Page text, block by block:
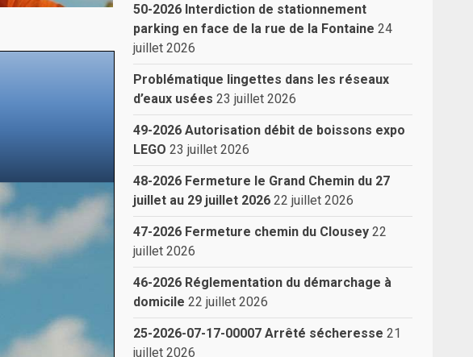
50-2026 Interdiction de stationnement
parking en face de la rue de la Fontaine 24
juillet 2026
Problématique lingettes dans les réseaux
d’eaux usées 23 juillet 2026
49-2026 Autorisation débit de boissons expo
LEGO 23 juillet 2026
48-2026 Fermeture le Grand Chemin du 27
juillet au 29 juillet 2026 22 juillet 2026
47-2026 Fermeture chemin du Clousey 22
juillet 2026
46-2026 Réglementation du démarchage à
domicile 22 juillet 2026
25-2026-07-17-00007 Arrêté sécheresse 21
juillet 2026